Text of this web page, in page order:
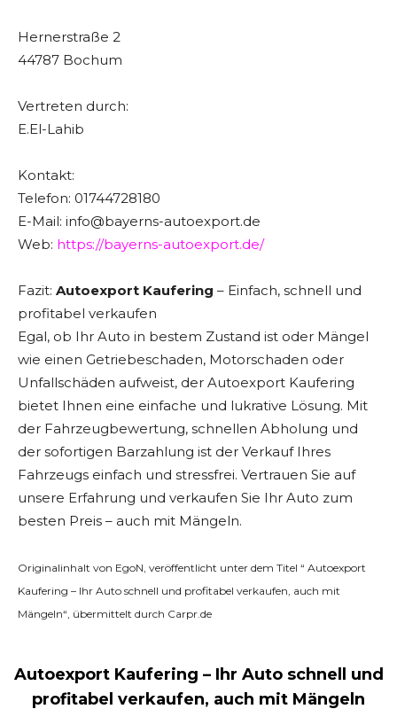
Hernerstraße 2
44787 Bochum
Vertreten durch:
E.El-Lahib
Kontakt:
Telefon: 01744728180
E-Mail: info@bayerns-autoexport.de
Web: https://bayerns-autoexport.de/
Fazit: Autoexport Kaufering – Einfach, schnell und
profitabel verkaufen
Egal, ob Ihr Auto in bestem Zustand ist oder Mängel
wie einen Getriebeschaden, Motorschaden oder
Unfallschäden aufweist, der Autoexport Kaufering
bietet Ihnen eine einfache und lukrative Lösung. Mit
der Fahrzeugbewertung, schnellen Abholung und
der sofortigen Barzahlung ist der Verkauf Ihres
Fahrzeugs einfach und stressfrei. Vertrauen Sie auf
unsere Erfahrung und verkaufen Sie Ihr Auto zum
besten Preis – auch mit Mängeln.
Originalinhalt von EgoN, veröffentlicht unter dem Titel “ Autoexport
Kaufering – Ihr Auto schnell und profitabel verkaufen, auch mit
Mängeln“, übermittelt durch Carpr.de
Autoexport Kaufering – Ihr Auto schnell und
profitabel verkaufen, auch mit Mängeln